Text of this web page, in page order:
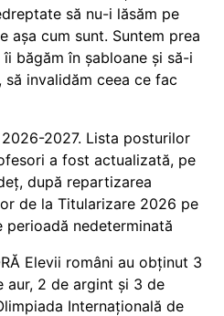
să nu-i lăsăm pe
așa cum sunt. Suntem prea
băgăm în șabloane și să-i
să invalidăm ceea ce fac
2027. Lista posturilor
a fost actualizată, pe
după repartizarea
de la Titularizare 2026 pe
perioadă nedeterminată
Elevii români au obținut 3
aur, 2 de argint și 3 de
Internațională de